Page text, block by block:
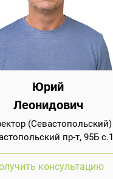
Юрий
Леонидович
(Севастопольский)
пр-т, 95Б с.1
консультацию